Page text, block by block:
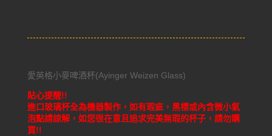
愛英格小麥啤酒杯(Ayinger Weizen Glass)
貼心提醒!!
進口玻璃杯全為機器製作，如有瑕疵，黑標或內含微小氣
泡點請諒解，如您很在意且追求完美無瑕的杯子，請勿購
買!!